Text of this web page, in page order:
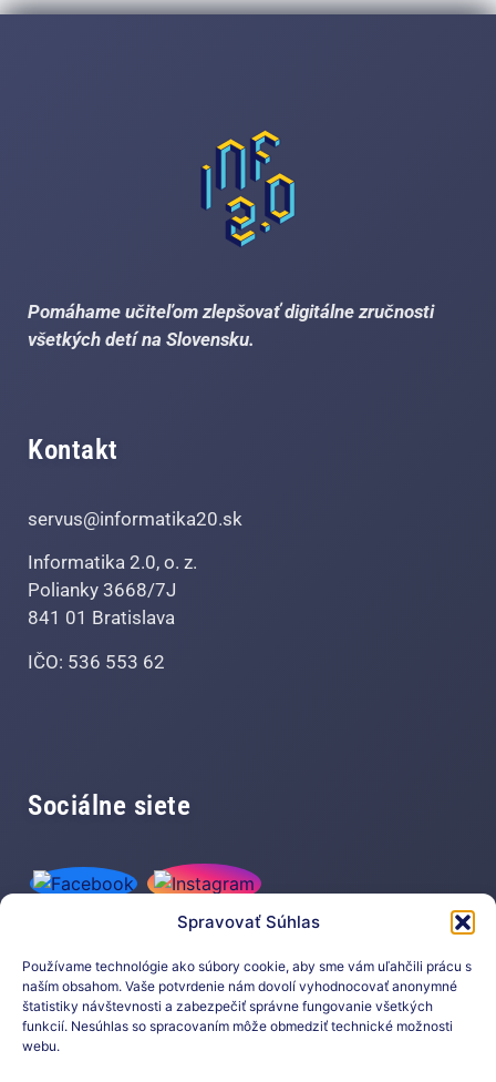
Spravovať Súhlas
Používame technológie ako súbory cookie, aby sme vám uľahčili prácu s
naším obsahom. Vaše potvrdenie nám dovolí vyhodnocovať anonymné
štatistiky návštevnosti a zabezpečiť správne fungovanie všetkých
funkcií. Nesúhlas so spracovaním môže obmedziť technické možnosti
webu.
Pomáhame učiteľom zlepšovať digitálne zručnosti
všetkých detí na Slovensku.
Kontakt
servus@informatika20.sk
Informatika 2.0, o. z.
Polianky 3668/7J
841 01 Bratislava
IČO: 536 553 62
Sociálne siete
Prihláste sa na odber nášho